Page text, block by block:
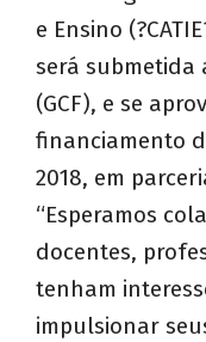
e Ensino
será submetida
(GCF), e se
financiamento
2018, em
“Esperamos
docentes,
tenham
impulsionar